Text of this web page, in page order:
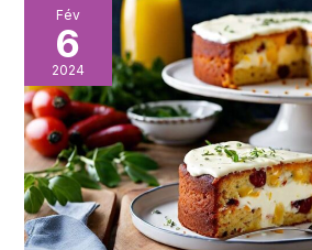
Fév
6
2024
Cake
yaourt
et
au
chorizo